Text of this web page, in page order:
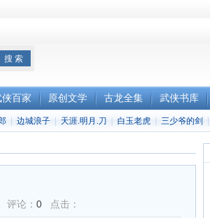
侠百家 原创文学 古龙全集 武侠书库
边城浪子 天涯.明月.刀 白玉老虎 三少爷的剑
论： 0 点击：